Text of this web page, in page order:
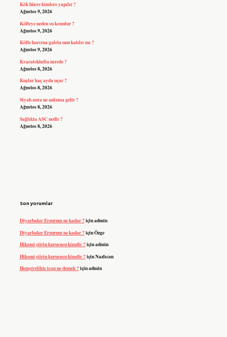
Kök hücre kimlere yapılır ?
Ağustos 9, 2026
Köfteye neden su konulur ?
Ağustos 9, 2026
Köfte harcına galeta unu katılır mı ?
Ağustos 9, 2026
Kvaratskhelia nerede ?
Ağustos 8, 2026
Kuşlar kaç ayda uçar ?
Ağustos 8, 2026
Siyah aura ne anlama gelir ?
Ağustos 8, 2026
Sağlıkta ASC nedir ?
Ağustos 8, 2026
Son yorumlar
Diyarbakır Erzurum ne kadar ?içinadmin
Diyarbakır Erzurum ne kadar ?içinÖzge
Hikemi şiirin kurucusu kimdir ?içinadmin
Hikemi şiirin kurucusu kimdir ?içinNazlıcan
Hemşirelikte icap ne demek ?içinadmin